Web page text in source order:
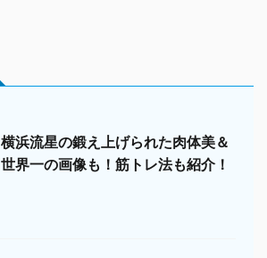
横浜流星の鍛え上げられた肉体美＆
世界一の画像も！筋トレ法も紹介！